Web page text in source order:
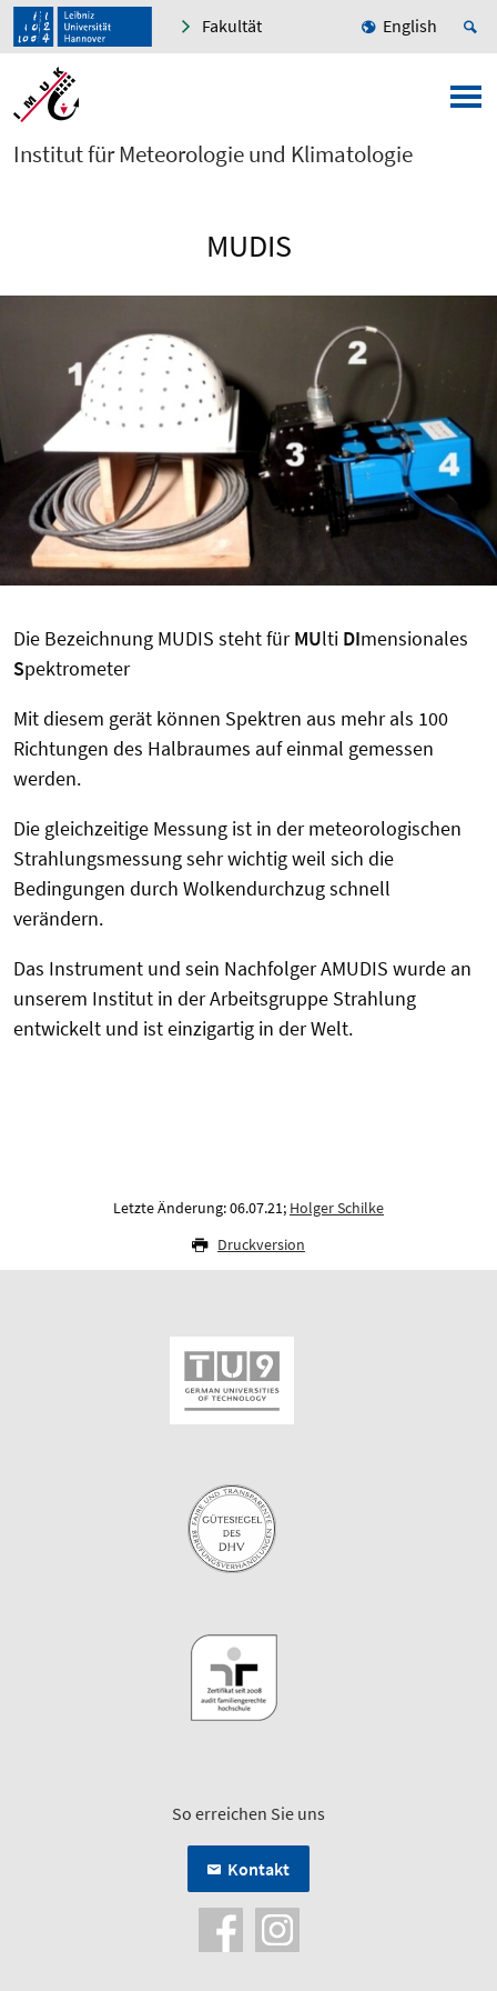
Fakultät English
Institut für Meteorologie und Klimatologie
MUDIS
Die Bezeichnung MUDIS steht fürMUlti DImensionales
Spektrometer
Mit diesem gerät können Spektren aus mehr als 100
Richtungen des Halbraumes auf einmal gemessen
werden.
Die gleichzeitige Messung ist in der meteorologischen
Strahlungsmessung sehr wichtig weil sich die
Bedingungen durch Wolkendurchzug schnell
verändern.
Das Instrument und sein Nachfolger AMUDIS wurde an
unserem Institut in der Arbeitsgruppe Strahlung
entwickelt und ist einzigartig in der Welt.
Letzte Änderung: 06.07.21; Holger Schilke
Druckversion
So erreichen Sie uns
Kontakt